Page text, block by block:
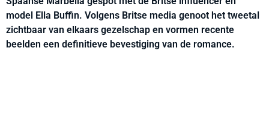
model Ella Buffin. Volgens Britse media genoot het tweetal
zichtbaar van elkaars gezelschap en vormen recente
beelden een definitieve bevestiging van de romance.